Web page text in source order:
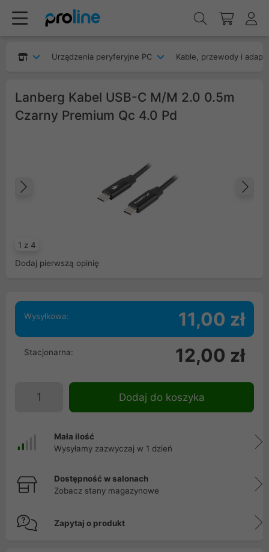
Urządzenia peryferyjne PC Kable, przewody i
Lanberg Kabel USB-C M/M 2.0 0.5m
Czarny Premium Qc 4.0 Pd
1 z 4
Poprzedni
Dodaj pierwszą opinię
Wysyłkowa: 11,00 zł
Stacjonarna: 12,00 zł
Dodaj do koszyka
Mała ilość
Wysyłamy zazwyczaj w 1 dzień
Dostępność w salonach
Zobacz stany magazynowe
Zapytaj o produkt